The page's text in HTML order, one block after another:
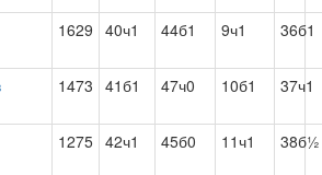
1629 40ч1 44б1 9ч1 36б1
1473 41б1 47ч0 10б1 37ч1
1275 42ч1 45б0 11ч1 38б½